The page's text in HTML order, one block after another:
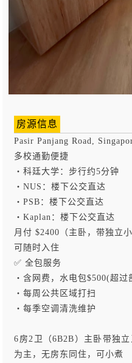
房源信息
Pasir Panjang Road,
多校通勤便捷
・科廷大学：步行约5分钟
・NUS：楼下公交直达
・PSB：楼下公交直达
・Kaplan：楼下公交直达
月付 $2400（主卧，带独立小
可随时入住
✅ 全包服务
・含网费，水电包$500(超过
・每周公共区域打扫
・每季空调清洗维护
6房2卫（6B2B）主卧带独
为主，无房东同住，可小煮